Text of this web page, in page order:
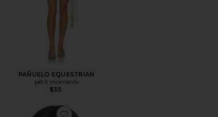
PAÑUELO EQUESTRIAN
petit moments
$35